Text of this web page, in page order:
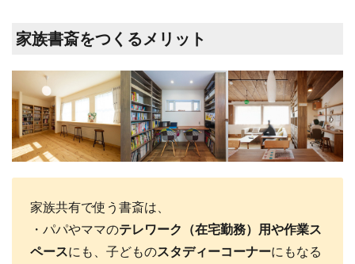
家族書斎をつくるメリット
家族共有で使う書斎は、
・パパやママのテレワーク（在宅勤務）用や作業ス
ペースにも、子どものスタディーコーナーにもなる